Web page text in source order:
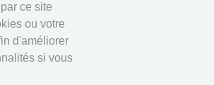
ce site
ou votre
d'améliorer
si vous